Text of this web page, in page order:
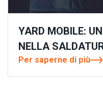
YARD MOBILE:
NELLA
Per saperne di più